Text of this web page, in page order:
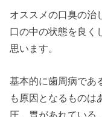
オススメの口臭の治
口の中の状態を良く
思います。
基本的に歯周病であ
も原因となるものは